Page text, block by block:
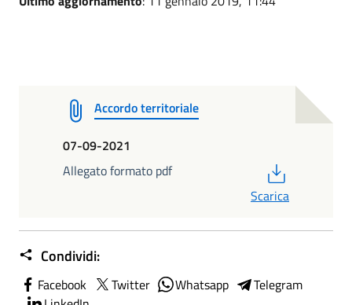
Accordo territoriale
07-09-2021
Allegato formato pdf
Scarica
Condividi:
Facebook Twitter Whatsapp
Telegram